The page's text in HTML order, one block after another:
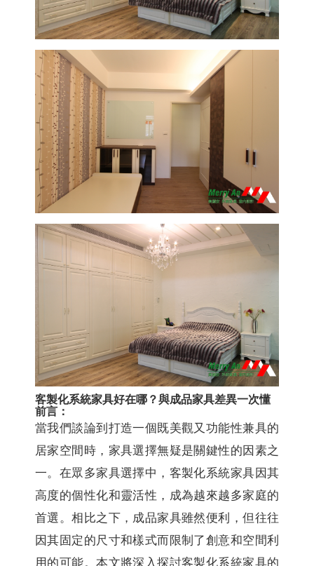
客製化系統家具好在哪？與成品家具差異一次懂
前言：
當我們談論到打造一個既美觀又功能性兼具的
居家空間時，家具選擇無疑是關鍵性的因素之
一。在眾多家具選擇中，客製化系統家具因其
高度的個性化和靈活性，成為越來越多家庭的
首選。相比之下，成品家具雖然便利，但往往
因其固定的尺寸和樣式而限制了創意和空間利
用的可能。本文將深入探討客製化系統家具的